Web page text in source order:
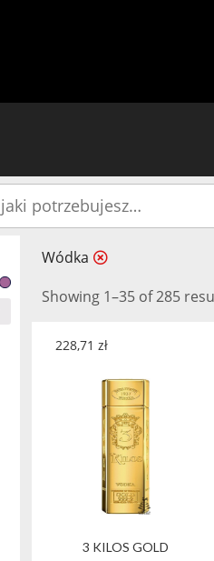
Wódka
Showing 1–35 of 285
3 KILOS GOLD
228,71 zł